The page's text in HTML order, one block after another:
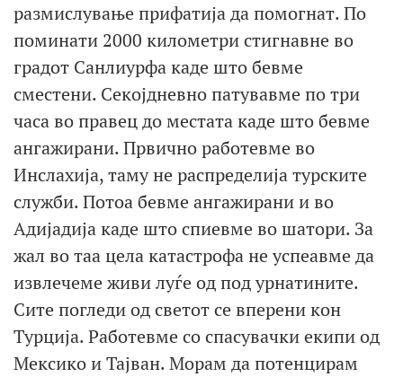
размислување прифатија да помогнат. По
поминати 2000 километри стигнавне во
градот Санлиурфа каде што бевме
сместени. Секојдневно патувавме по три
часа во правец до местата каде што бевме
ангажирани. Првично работевме во
Инслахија, таму не распределија турските
служби. Потоа бевме ангажирани и во
Адијадија каде што спиевме во шатори. За
жал во таа цела катастрофа не успеавме да
извлечеме живи луѓе од под урнатините.
Сите погледи од светот се вперени кон
Турција. Работевме со спасувачки екипи од
Мексико и Тајван. Морам да потенцирам